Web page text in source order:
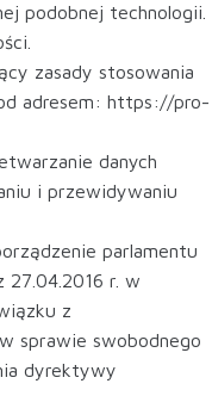
podobnej technologii.
zasady stosowania
adresem: https://pro-
danych
i przewidywaniu
parlamentu
27.04.2016 r. w
z
sprawie swobodnego
dyrektywy